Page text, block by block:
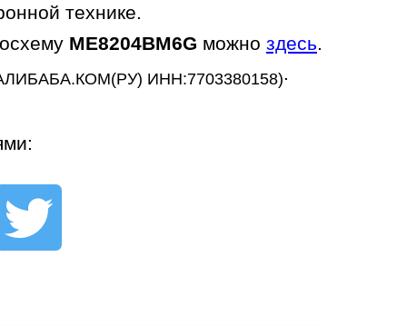
технике.
ME8204BM6G можно здесь
ИНН:7703380158).